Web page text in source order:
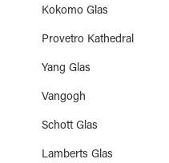
Kokomo Glas
Provetro Kathedral
Yang Glas
Vangogh
Schott Glas
Lamberts Glas